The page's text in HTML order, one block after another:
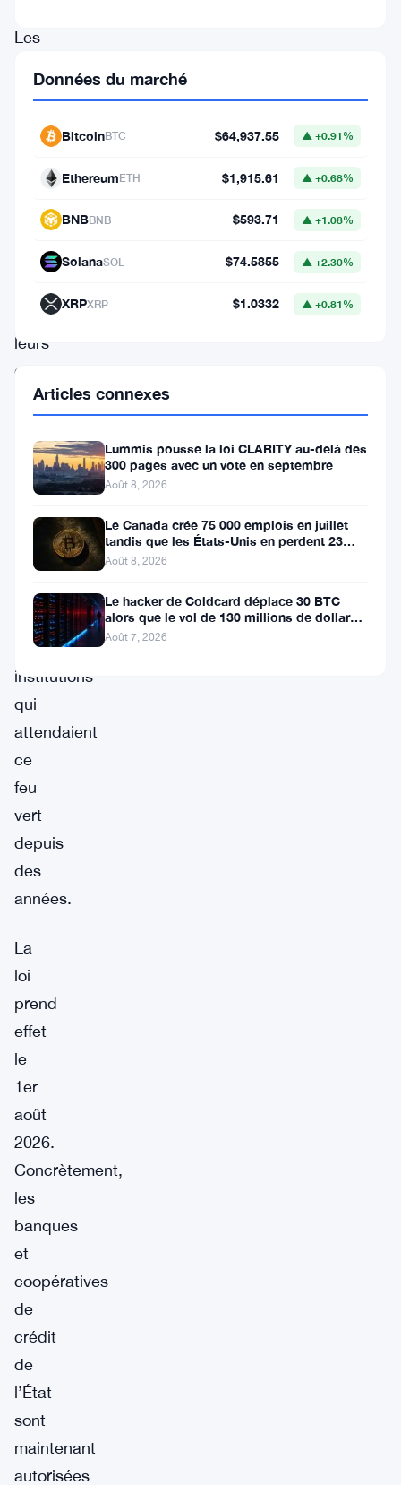
Les
peuvent
désormais
crypto-
pour
leurs
clients
change
choses
pour
les
institutions
qui
attendaient
ce
feu
vert
depuis
des
années.
La
loi
prend
effet
le
1er
août
2026.
Concrètement,
les
banques
et
coopératives
de
crédit
de
l’État
sont
maintenant
autorisées
Données du marché
BitcoinBTC $64,937.55 ▲ +0.91%
EthereumETH $1,915.61 ▲ +0.68%
BNBBNB $593.71 ▲ +1.08%
SolanaSOL $74.5855 ▲ +2.30%
XRPXRP $1.0332 ▲ +0.81%
Articles connexes
Lummis pousse la loi CLARITY au-delà des
300 pages avec un vote en septembre
Août 8, 2026
Le Canada crée 75 000 emplois en juillet
tandis que les États-Unis en perdent 23
000, Bitcoin reste à 65K
Août 8, 2026
Le hacker de Coldcard déplace 30 BTC
alors que le vol de 130 millions de dollars
entre dans une nouvelle phase
Août 7, 2026